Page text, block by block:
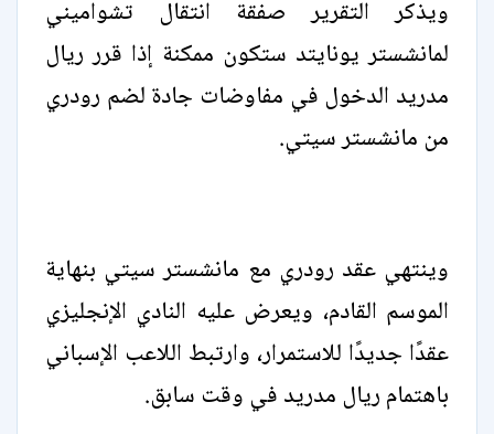
ويذكر التقرير صفقة انتقال تشواميني
لمانشستر يونايتد ستكون ممكنة إذا قرر ريال
مدريد الدخول في مفاوضات جادة لضم رودري
من مانشستر سيتي.
وينتهي عقد رودري مع مانشستر سيتي بنهاية
الموسم القادم، ويعرض عليه النادي الإنجليزي
عقدًا جديدًا للاستمرار، وارتبط اللاعب الإسباني
باهتمام ريال مدريد في وقت سابق.